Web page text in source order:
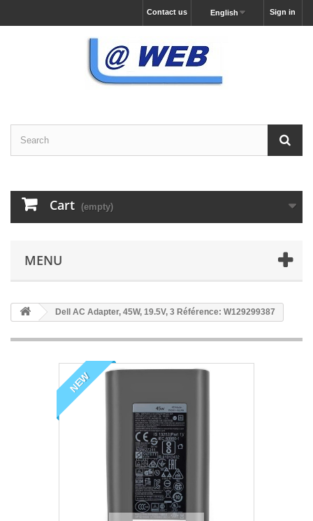
Sign in
English
Contact us
Cart (empty)
MENU
Dell AC Adapter, 45W, 19.5V, 3 Référence: W129299387
NEW